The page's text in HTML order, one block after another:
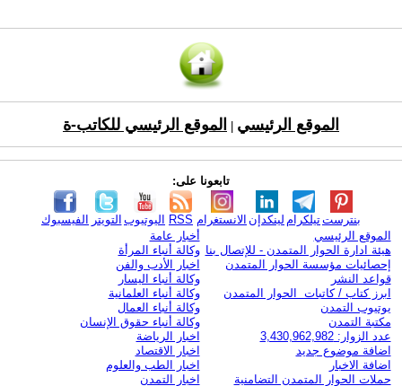
الموقع الرئيسي الموقع الرئيسي للكاتب-ة
تابعونا على:
الفيسبوك التويتر اليوتيوب RSS الانستغرام لينكدإن تيلكرامبنترست
الموقع الرئيسي
هيئة ادارة الحوار المتمدن - للإتصال بنا
إحصائيات مؤسسة الحوار المتمدن
قواعد النشر
ابرز كتاب / كاتبات الحوار المتمدن
يوتيوب التمدن
مكتبة التمدن
عدد الزوار: 3,430,962,982
اضافة موضوع جديد
اضافة الاخبار
حملات الحوار المتمدن التضامنية
أخبار عامة
وكالة أنباء المرأة
اخبار الأدب والفن
وكالة أنباء اليسار
وكالة أنباء العلمانية
وكالة أنباء العمال
وكالة أنباء حقوق الإنسان
اخبار الرياضة
اخبار الاقتصاد
اخبار الطب والعلوم
اخبار التمدن